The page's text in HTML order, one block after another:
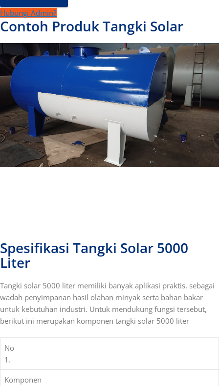
Hubungi Admin?
Contoh Produk Tangki Solar
Spesifikasi Tangki Solar 5000
Liter
Tangki solar 5000 liter memiliki banyak aplikasi praktis, sebagai
wadah penyimpanan hasil olahan minyak serta bahan bakar
untuk kebutuhan industri. Untuk mendukung fungsi tersebut,
berikut ini merupakan komponen tangki solar 5000 liter
No
1.
Komponen